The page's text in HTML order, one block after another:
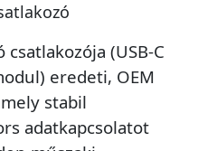
(USB-C
eredeti, OEM
stabil
adatkapcsolatot